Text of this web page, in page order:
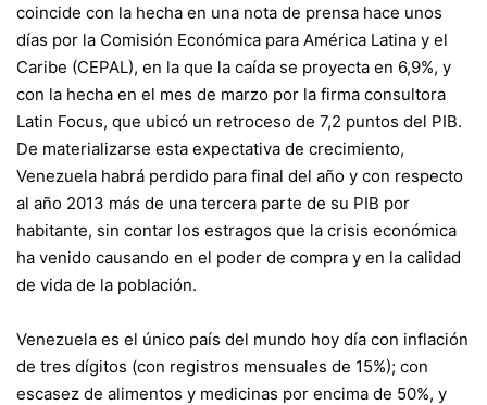
coincide con la hecha en una nota de prensa hace unos
días por la Comisión Económica para América Latina y el
Caribe (CEPAL), en la que la caída se proyecta en 6,9%, y
con la hecha en el mes de marzo por la firma consultora
Latin Focus, que ubicó un retroceso de 7,2 puntos del PIB.
De materializarse esta expectativa de crecimiento,
Venezuela habrá perdido para final del año y con respecto
al año 2013 más de una tercera parte de su PIB por
habitante, sin contar los estragos que la crisis económica
ha venido causando en el poder de compra y en la calidad
de vida de la población.
Venezuela es el único país del mundo hoy día con inflación
de tres dígitos (con registros mensuales de 15%); con
escasez de alimentos y medicinas por encima de 50%, y